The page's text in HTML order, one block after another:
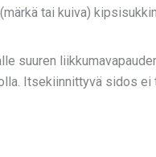
tai kuiva)
suuren
Itsekiinnittyvä sidos ei